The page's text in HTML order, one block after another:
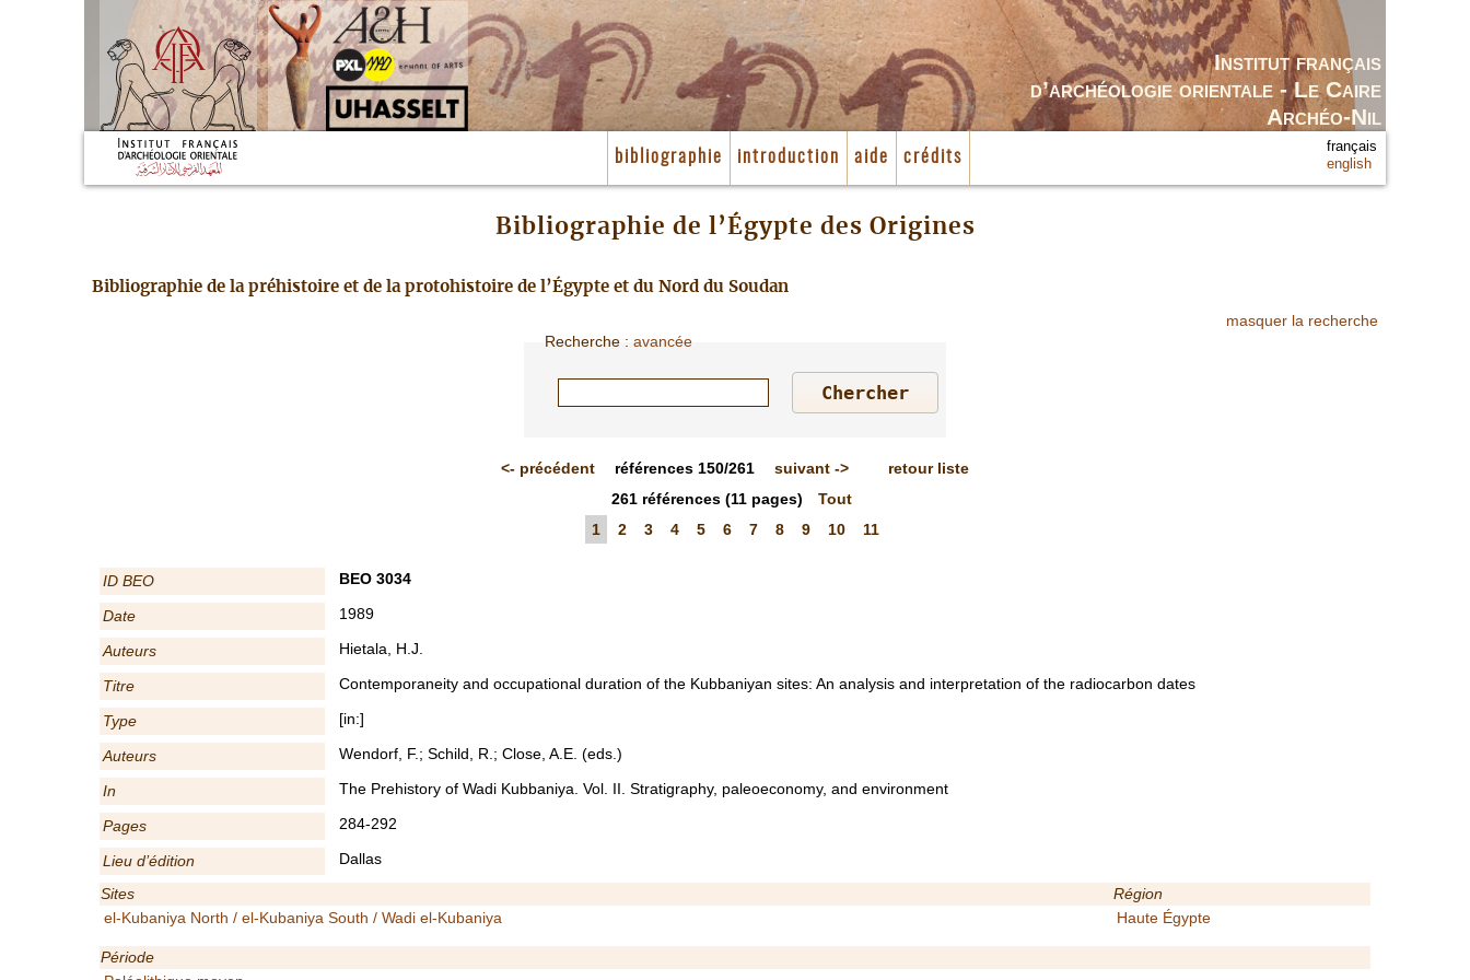
Institut français
d’archéologie orientale - Le Caire
Archéo-Nil
bibliographie introduction aide crédits
français
english
Bibliographie de l’Égypte des Origines
Bibliographie de la préhistoire et de la protohistoire de l’Égypte et du Nord du Soudan
masquer la recherche
Recherche :avancée
<- précédent références 150/261 suivant ->
retour liste
261 références (11 pages)
Tout
1
2 3 4 5 6 7 8 9 10 11
ID BEO BEO 3034
Date 1989
Auteurs Hietala, H.J.
Titre Contemporaneity and occupational duration of the Kubbaniyan sites: An analysis and interpretation of the radiocarbon dates
Type [in:]
Auteurs Wendorf, F.; Schild, R.; Close, A.E. (eds.)
In The Prehistory of Wadi Kubbaniya. Vol. II. Stratigraphy, paleoeconomy, and environment
Pages 284-292
Lieu d’édition
Dallas
Sites
Région
el-Kubaniya North / el-Kubaniya South / Wadi el-Kubaniya
Haute Égypte
Période